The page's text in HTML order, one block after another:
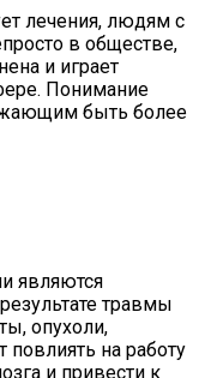
лечения, людям с
в обществе,
и играет
Понимание
быть более
являются
травмы
опухоли,
на работу
и привести к